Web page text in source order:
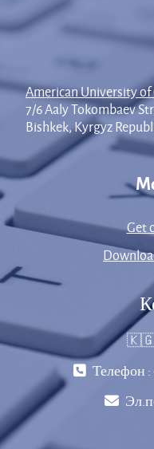
American University of
7/6 Aaly Tokombaev
Bishkek, Kyrgyz
Get
🇰🇬
Телефон :